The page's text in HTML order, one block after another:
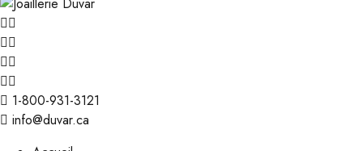
1-800-931-3121
info@duvar.ca